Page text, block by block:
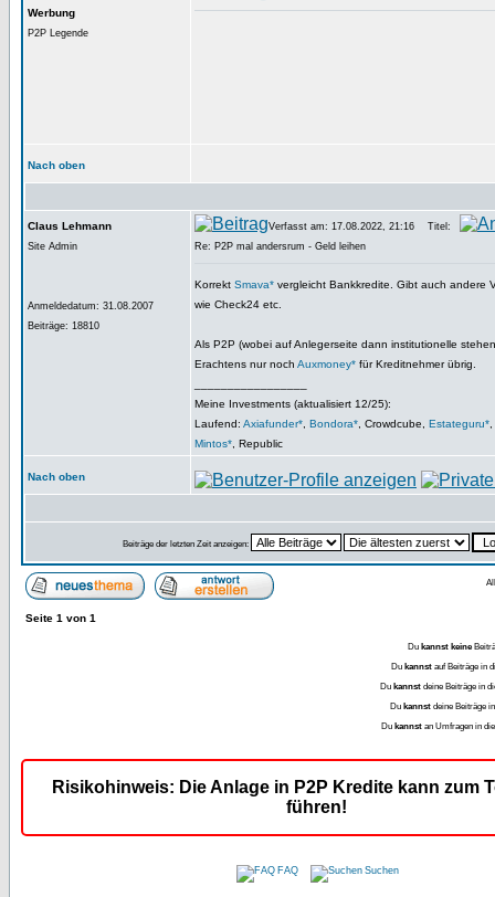
Werbung
P2P Legende
Nach oben
Claus Lehmann
Site Admin
Anmeldedatum: 31.08.2007
Beiträge: 18810
Verfasst am: 17.08.2022, 21:16
Titel:
Re: P2P mal andersrum - Geld leihen
Korrekt Smava* vergleicht Bankkredite. Gibt auch andere
wie Check24 etc.
Als P2P (wobei auf Anlegerseite dann institutionelle
Erachtens nur noch Auxmoney* für Kreditnehmer übrig.
Meine Investments (aktualisiert 12/25):
Laufend: Axiafunder* Bondora* , Crowdcube, Estateguru*
Mintos* , Republic
Nach oben
Beiträge der letzten Zeit anzeigen:
Seite 1 von 1
Du kannst keine
Du kannst auf Beiträge in
Du kannst deine Beiträge in
Du kannst deine Beiträge
Du kannst an Umfragen in
Risikohinweis: Die Anlage in P2P Kredite kann zum
führen!
FAQ Suchen